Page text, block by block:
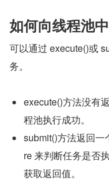
如何向线程池
可以通过 execute()或
务。
execute()方法没有
程池执行成功。
submit()方法返回一
re 来判断任务是否
获取返回值。